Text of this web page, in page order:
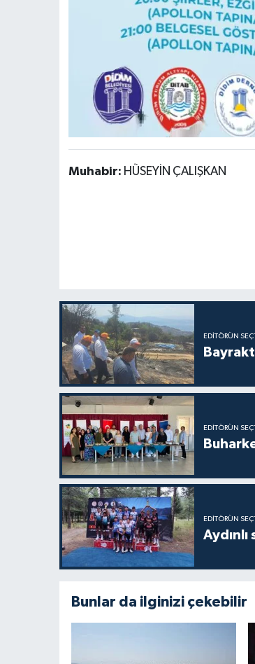
Muhabir: HÜSEYİN ÇALIŞKAN
EDITÖRÜN
EDITÖRÜN
EDITÖRÜN
Bunlar da ilginizi çekebilir